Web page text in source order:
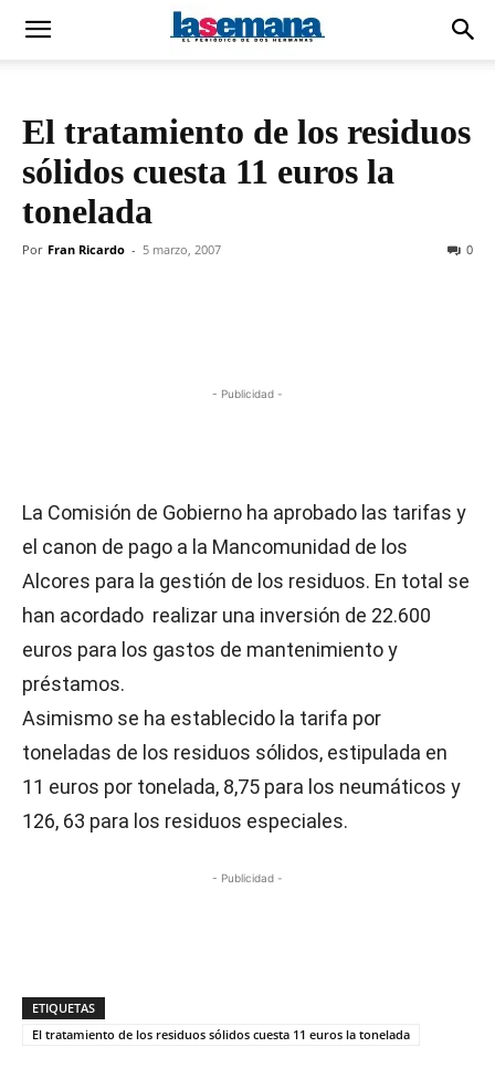
El tratamiento de los residuos
sólidos cuesta 11 euros la
tonelada
Por Fran Ricardo - 5 marzo, 2007 0
- Publicidad -
La Comisión de Gobierno ha aprobado las tarifas y
el canon de pago a la Mancomunidad de los
Alcores para la gestión de los residuos. En total se
han acordado realizar una inversión de 22.600
euros para los gastos de mantenimiento y
préstamos.
Asimismo se ha establecido la tarifa por
toneladas de los residuos sólidos, estipulada en
11 euros por tonelada, 8,75 para los neumáticos y
126, 63 para los residuos especiales.
- Publicidad -
ETIQUETAS
El tratamiento de los residuos sólidos cuesta 11 euros la tonelada